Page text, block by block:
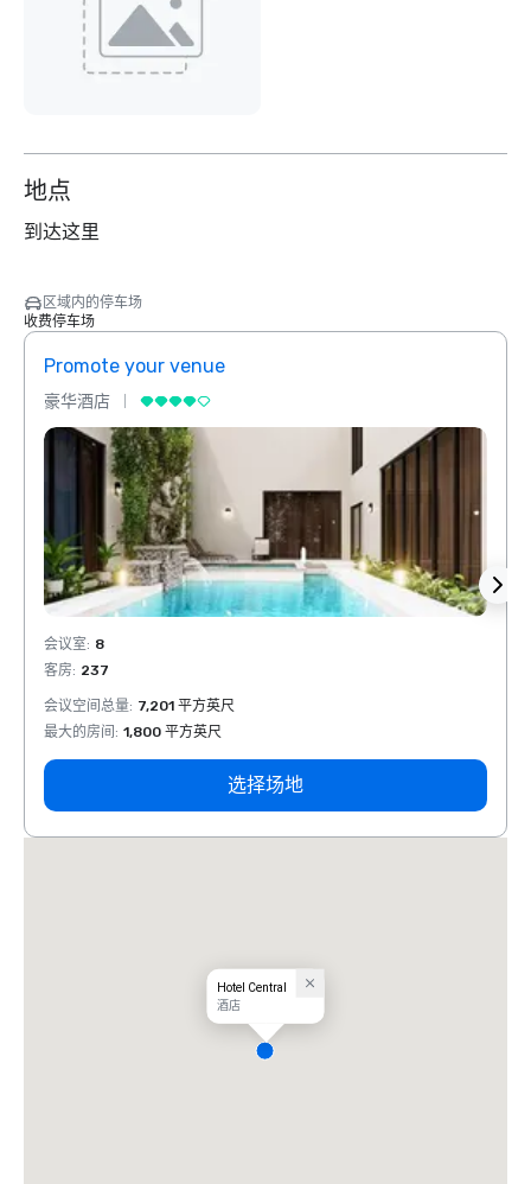
地点
到达这里
区域内的停车场
收费停车场
Promote your venue
豪华酒店
会议室: 8
客房: 237
会议空间总量: 7,201 平方英尺
最大的房间 : 1,800 平方英尺
选择场地
Hotel Central
酒店